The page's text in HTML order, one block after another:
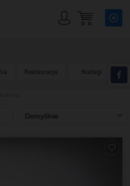
Restauracje Noclegi
Domyślnie